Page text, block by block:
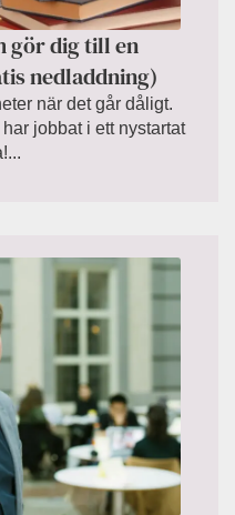
gör dig till en
nedladdning)
när det går dåligt.
jobbat i ett nystartat